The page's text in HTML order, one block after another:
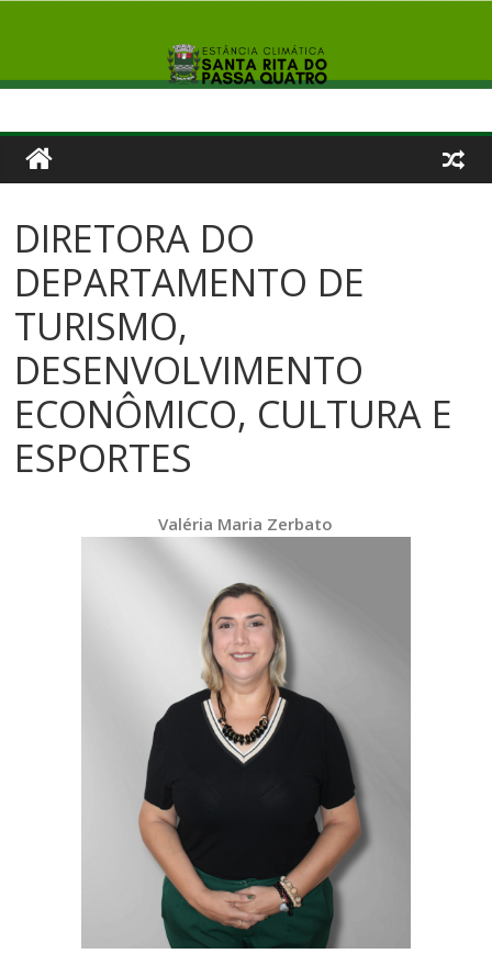
DIRETORA DO
DEPARTAMENTO DE
TURISMO,
DESENVOLVIMENTO
ECONÔMICO, CULTURA E
ESPORTES
Valéria Maria Zerbato